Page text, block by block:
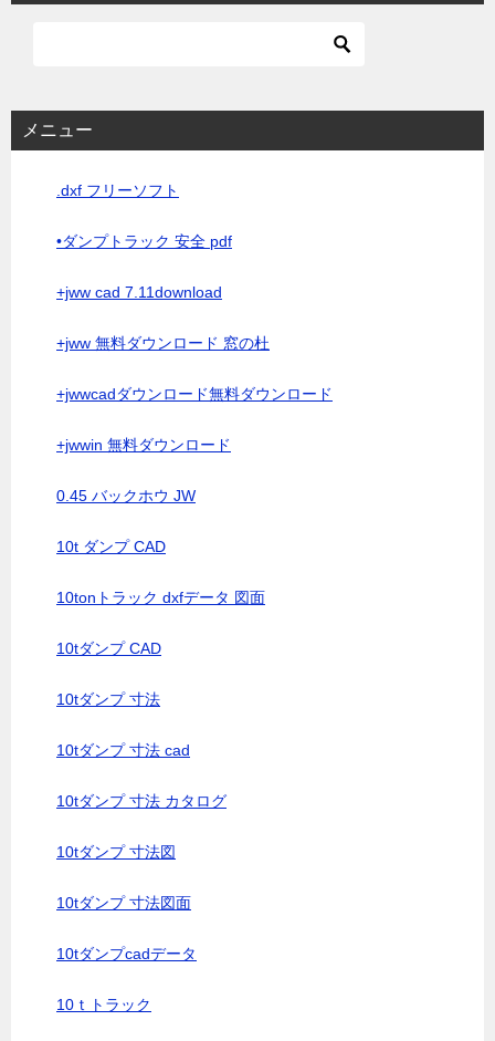
メニュー
.dxf フリーソフト
•ダンプトラック 安全 pdf
+jww cad 7.11download
+jww 無料ダウンロード 窓の杜
+jwwcadダウンロード無料ダウンロード
+jwwin 無料ダウンロード
0.45 バックホウ JW
10t ダンプ CAD
10tonトラック dxfデータ 図面
10tダンプ CAD
10tダンプ 寸法
10tダンプ 寸法 cad
10tダンプ 寸法 カタログ
10tダンプ 寸法図
10tダンプ 寸法図面
10tダンプcadデータ
10ｔトラック